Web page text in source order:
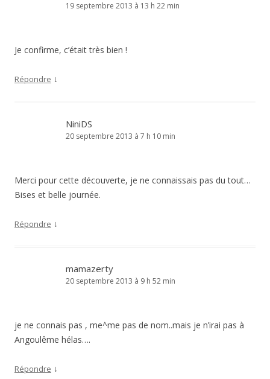
19 septembre 2013 à 13 h 22 min
Je confirme, c’était très bien !
Répondre ↓
NiniDS
20 septembre 2013 à 7 h 10 min
Merci pour cette découverte, je ne connaissais pas du tout…
Bises et belle journée.
Répondre ↓
mamazerty
20 septembre 2013 à 9 h 52 min
je ne connais pas , me^me pas de nom..mais je n’irai pas à
Angoulême hélas….
Répondre ↓